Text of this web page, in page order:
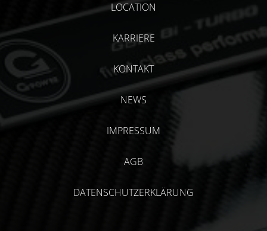
LOCATION
KARRIERE
KONTAKT
NEWS
IMPRESSUM
AGB
DATENSCHUTZERKLÄRUNG